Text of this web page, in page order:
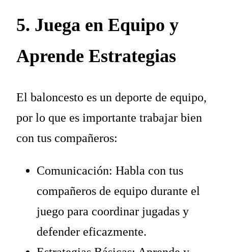
5. Juega en Equipo y
Aprende Estrategias
El baloncesto es un deporte de equipo,
por lo que es importante trabajar bien
con tus compañeros:
Comunicación: Habla con tus
compañeros de equipo durante el
juego para coordinar jugadas y
defender eficazmente.